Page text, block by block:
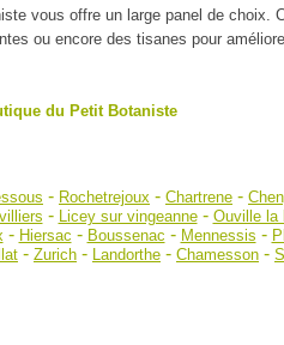
vous offre un large panel de choix.
ou encore des tisanes pour
du Petit Botaniste
- Rochetrejoux - Chartrene -
- Licey sur vingeanne- Ouville la
- Hiersac - Boussenac - Mennessis -
- Zurich - Landorthe - Chamesson -